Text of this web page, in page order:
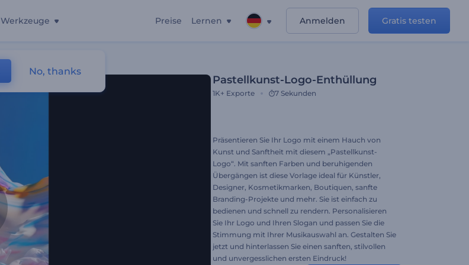
Werkzeuge Preise Lernen Anmelden Gratis testen
Pastellkunst-Logo-Enthüllung
1K+ Exporte 7 Sekunden
Präsentieren Sie Ihr Logo mit einem Hauch von
Kunst und Sanftheit mit diesem „Pastellkunst-
Logo“. Mit sanften Farben und beruhigenden
Übergängen ist diese Vorlage ideal für Künstler,
Designer, Kosmetikmarken, Boutiquen, sanfte
Branding-Projekte und mehr. Sie ist einfach zu
bedienen und schnell zu rendern. Personalisieren
Sie Ihr Logo und Ihren Slogan und passen Sie die
Stimmung mit Ihrer Musikauswahl an. Gestalten Sie
jetzt und hinterlassen Sie einen sanften, stilvollen
und unvergesslichen ersten Eindruck!
No, thanks